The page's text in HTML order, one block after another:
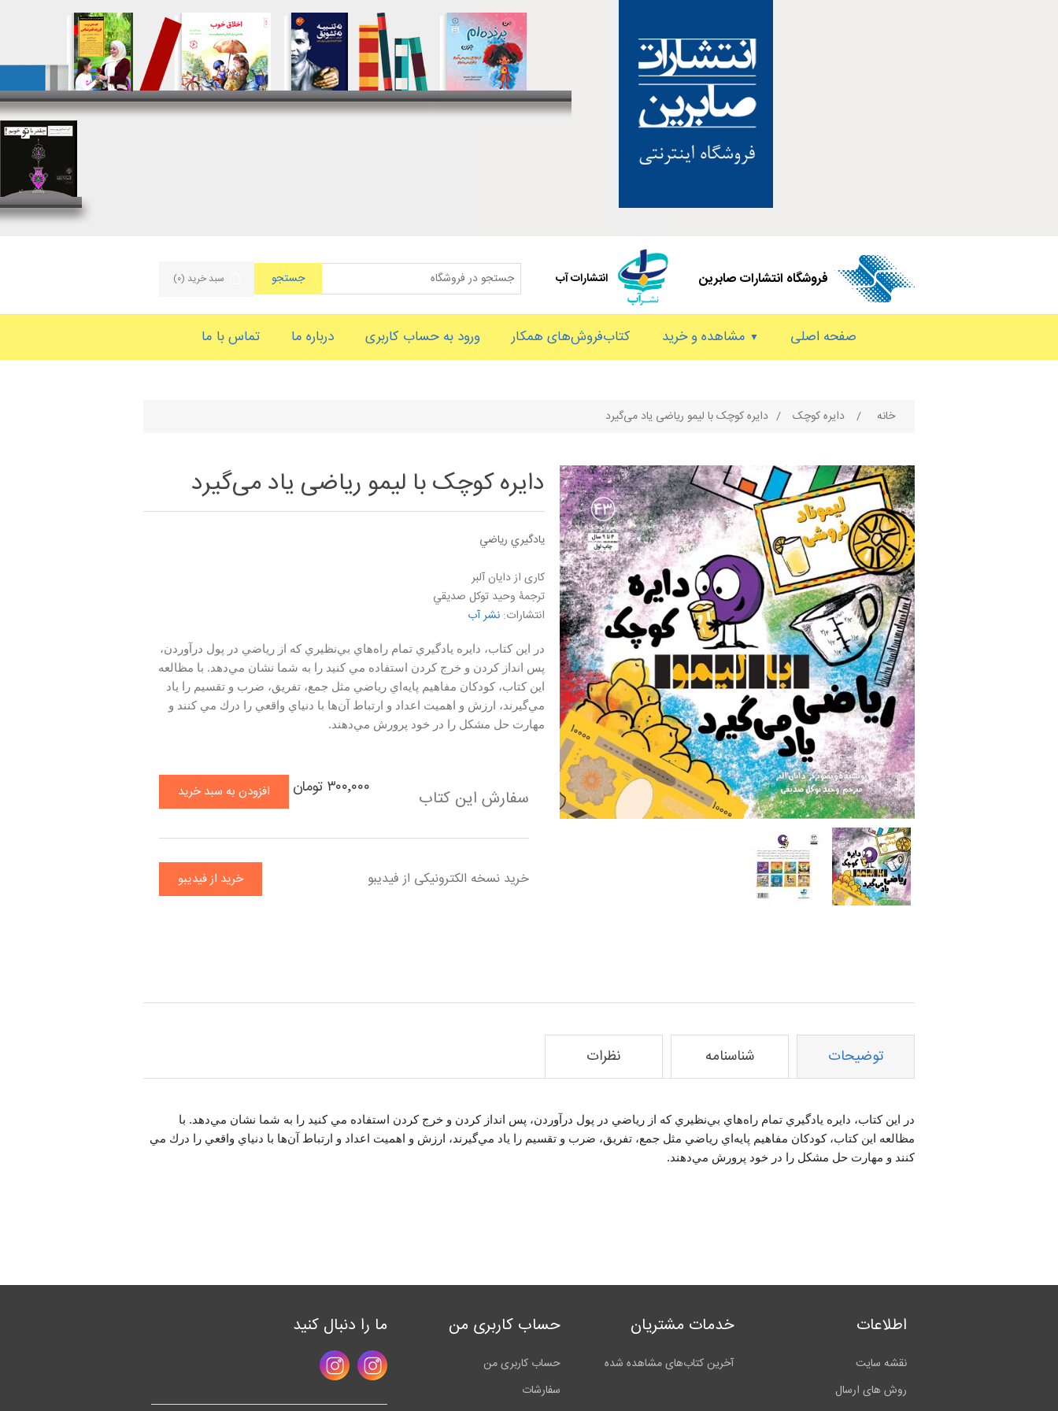
فروشگاه انتشارات صابرین انتشارات آب جستجو سبد خرید (۰)
صفحه اصلی مشاهده و خرید کتاب‌فروش‌های همکار ورود به حساب کاربری درباره ما تماس با ما
خانه / دایره کوچک / دایره کوچک با لیمو ریاضی یاد می‌گیرد
دایره کوچک با لیمو ریاضی یاد می‌گیرد
يادگيري رياضي
کاری از دايان آلبر
ترجمۀ وحيد توكل صديقي
انتشارات: نشر آب
در اين كتاب، دايره يادگيري تمام راه‌هاي بي‌نظيري كه از رياضي در پول درآوردن،
پس انداز كردن و خرج كردن استفاده مي كنيد را به شما نشان مي‌دهد. با مظالعه
اين كتاب، كودكان مفاهيم پايه‌اي رياضي مثل جمع، تفريق، ضرب و تقسيم را ياد
مي‌گيرند، ارزش و اهميت اعداد و ارتباط آن‌ها با دنياي واقعي را درك مي كنند و
مهارت حل مشكل را در خود پرورش مي‌دهند.
سفارش این کتاب ۳۰۰٬۰۰۰ تومان افزودن به سبد خرید
خرید نسخه الکترونیکی از فیدیبو خرید از فیدیبو
توضیحات شناسنامه نظرات
در اين كتاب، دايره يادگيري تمام راه‌هاي بي‌نظيري كه از رياضي در پول درآوردن، پس انداز كردن و خرج كردن استفاده مي كنيد را به شما نشان مي‌دهد. با
مظالعه اين كتاب، كودكان مفاهيم پايه‌اي رياضي مثل جمع، تفريق، ضرب و تقسيم را ياد مي‌گيرند، ارزش و اهميت اعداد و ارتباط آن‌ها با دنياي واقعي را درك مي
كنند و مهارت حل مشكل را در خود پرورش مي‌دهند.
اطلاعات
نقشه سایت
روش های ارسال
خدمات مشتریان
آخرین کتاب‌های مشاهده شده
حساب کاربری من
حساب کاربری من
سفارشات
ما را دنبال کنید